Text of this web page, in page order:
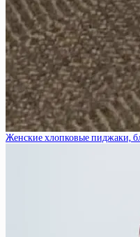
Женские хлопковые пиджаки,